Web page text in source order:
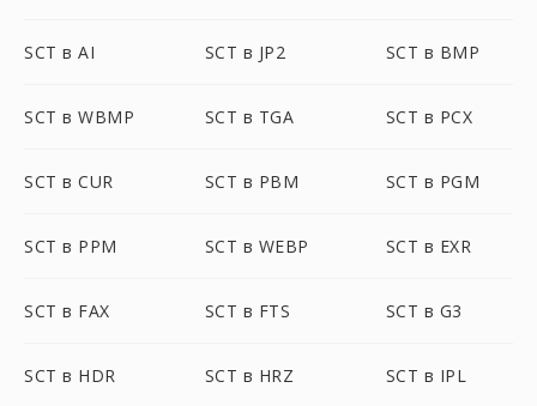
SCT в AI SCT в JP2 SCT в BMP
SCT в WBMP SCT в TGA SCT в PCX
SCT в CUR SCT в PBM SCT в PGM
SCT в PPM SCT в WEBP SCT в EXR
SCT в FAX SCT в FTS SCT в G3
SCT в HDR SCT в HRZ SCT в IPL